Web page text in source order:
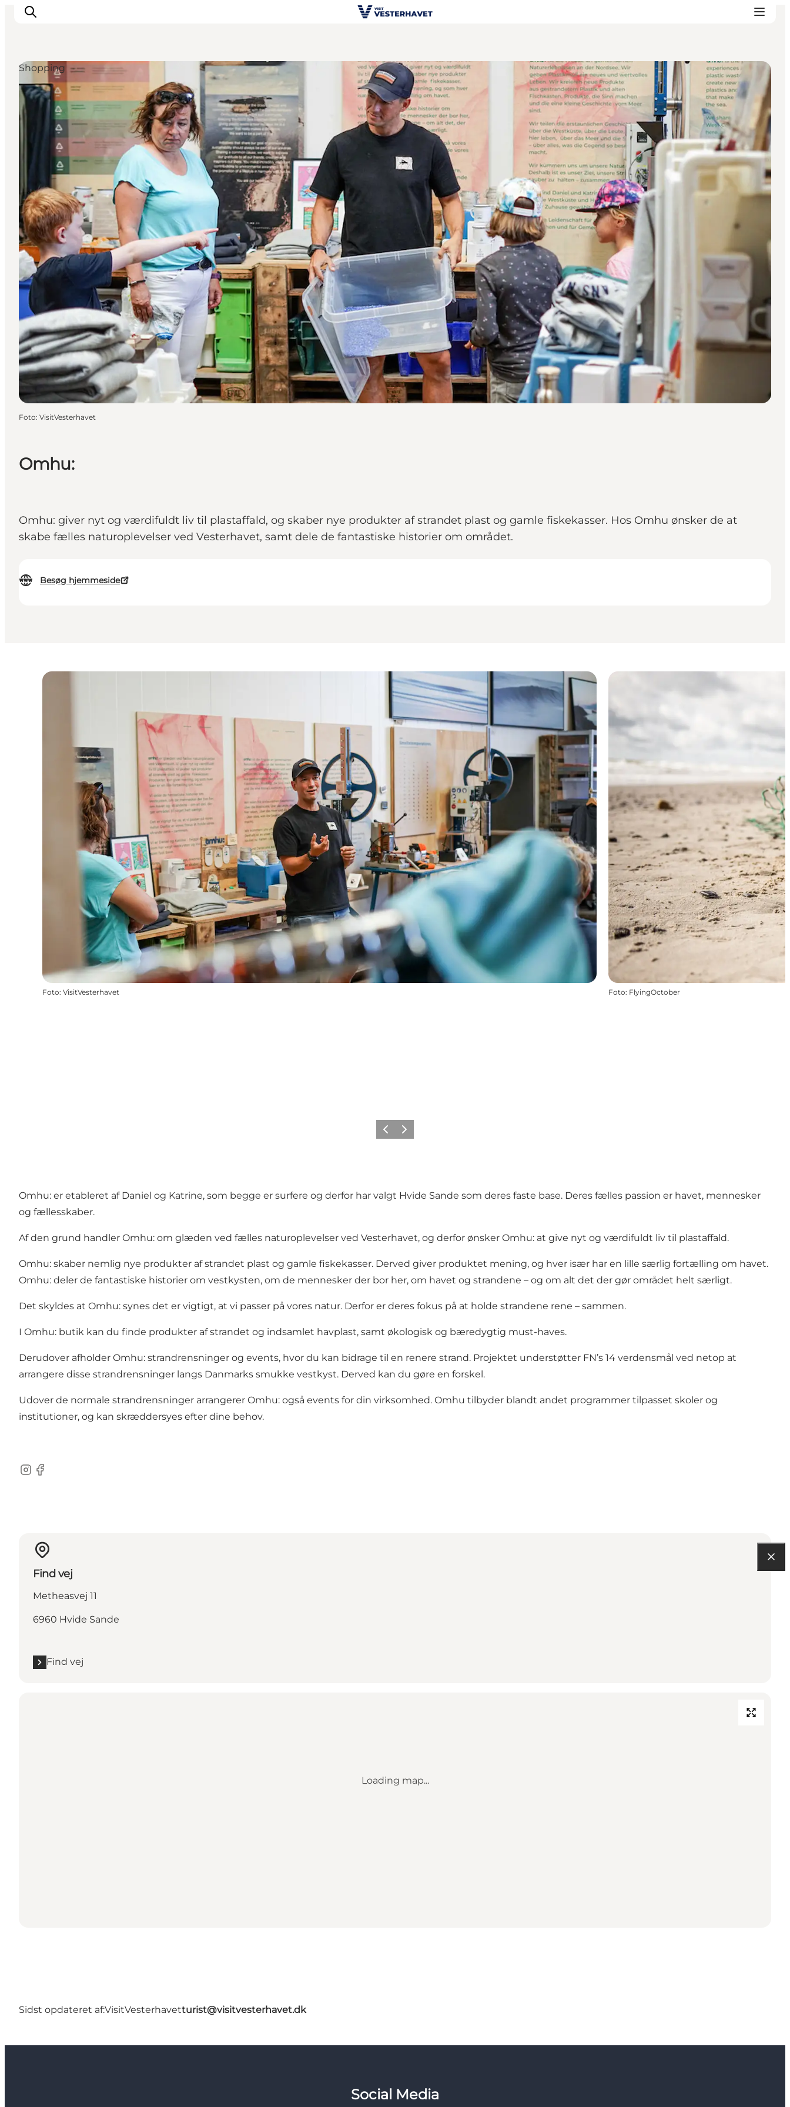
Det sker
Oplevelser
Vores Byer
Mad & Overnatning
Køb billet
Planlæg din ferie
Omhu:
Omhu: giver nyt og værdifuldt liv til plastaffald, og skaber nye produkter af strandet plast og gamle fiskekasser. Hos Omhu ønsker de at
skabe fælles naturoplevelser ved Vesterhavet, samt dele de fantastiske historier om området.
Besøg hjemmeside
Shopping
Foto: VisitVesterhavet
Foto: VisitVesterhavet Foto: FlyingOctober
ForrigeNæste
Omhu: er etableret af Daniel og Katrine, som begge er surfere og derfor har valgt Hvide Sande som deres faste base. Deres fælles passion er havet, mennesker
og fællesskaber.
Af den grund handler Omhu: om glæden ved fælles naturoplevelser ved Vesterhavet, og derfor ønsker Omhu: at give nyt og værdifuldt liv til plastaffald.
Omhu: skaber nemlig nye produkter af strandet plast og gamle fiskekasser. Derved giver produktet mening, og hver især har en lille særlig fortælling om havet.
Omhu: deler de fantastiske historier om vestkysten, om de mennesker der bor her, om havet og strandene – og om alt det der gør området helt særligt.
Det skyldes at Omhu: synes det er vigtigt, at vi passer på vores natur. Derfor er deres fokus på at holde strandene rene – sammen.
I Omhu: butik kan du finde produkter af strandet og indsamlet havplast, samt økologisk og bæredygtig must-haves.
Derudover afholder Omhu: strandrensninger og events, hvor du kan bidrage til en renere strand. Projektet understøtter FN’s 14 verdensmål ved netop at
arrangere disse strandrensninger langs Danmarks smukke vestkyst. Derved kan du gøre en forskel.
Udover de normale strandrensninger arrangerer Omhu: også events for din virksomhed. Omhu tilbyder blandt andet programmer tilpasset skoler og
institutioner, og kan skræddersyes efter dine behov.
Instagram
Facebook
Find vej
Metheasvej 11
6960 Hvide Sande
Find vej
Loading map...
Sidst opdateret af:VisitVesterhavetturist@visitvesterhavet.dk
Social Media